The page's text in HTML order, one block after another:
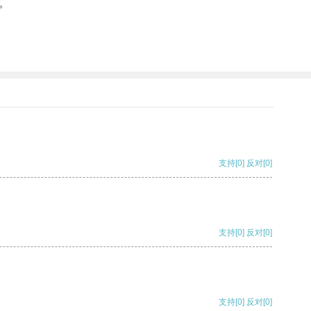
支持[0] 反对[0]
支持[0] 反对[0]
支持[0] 反对[0]